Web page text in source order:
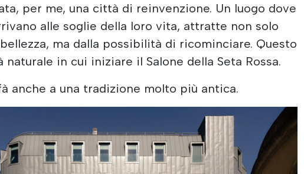
per me, una città di reinvenzione. Un luogo dove
alle soglie della loro vita, attratte non solo
ma dalla possibilità di ricominciare. Questo
naturale in cui iniziare il Salone della Seta Rossa.
anche a una tradizione molto più antica.